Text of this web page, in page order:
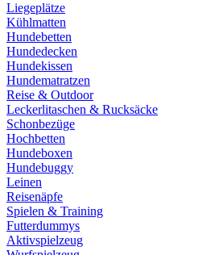
Liegeplätze
Kühlmatten
Hundebetten
Hundedecken
Hundekissen
Hundematratzen
Reise & Outdoor
Leckerlitaschen & Rucksäcke
Schonbezüge
Hochbetten
Hundeboxen
Hundebuggy
Leinen
Reisenäpfe
Spielen & Training
Futterdummys
Aktivspielzeug